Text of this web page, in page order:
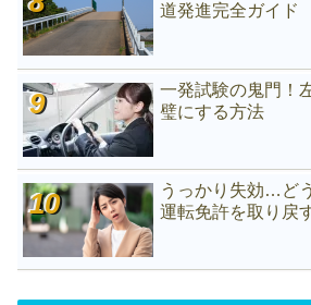
道発進完全ガイド
一発試験の鬼門！
璧にする方法
うっかり失効…ど
運転免許を取り戻